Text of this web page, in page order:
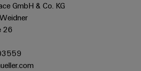
GmbH & Co. KG
26